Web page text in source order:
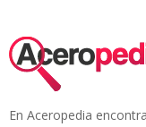
En Aceropedia